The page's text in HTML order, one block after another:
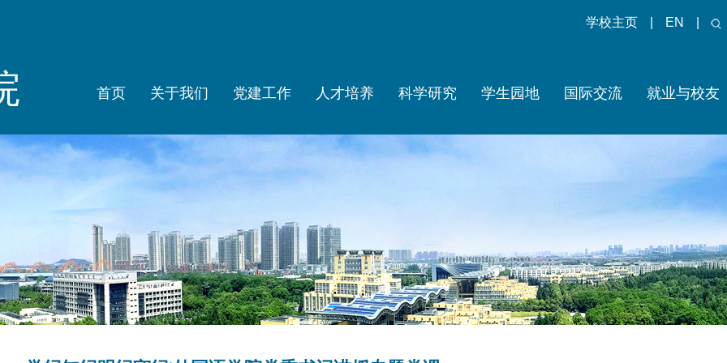
学校主页 EN
首页 关于我们 党建工作 人才培养 科学研究 学生园地 国际交流 就业与校友